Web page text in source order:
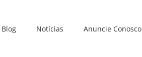
Blog Notícias Anuncie Conosco